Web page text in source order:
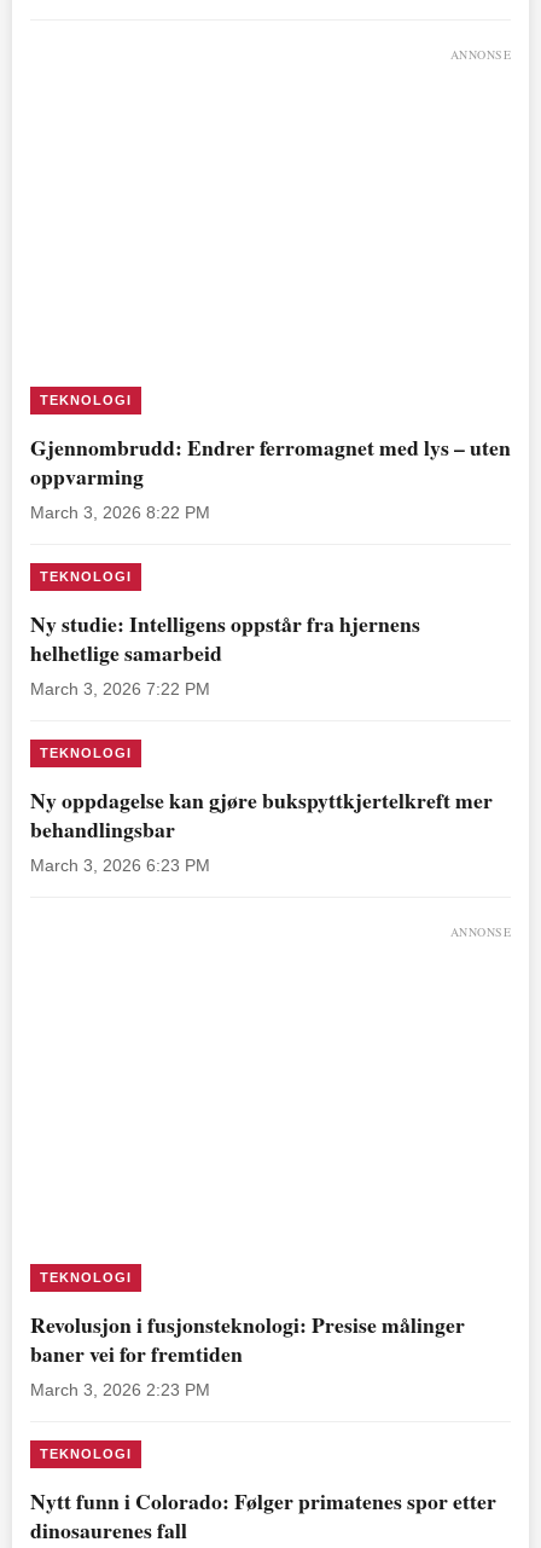
ANNONSE
TEKNOLOGI
Gjennombrudd: Endrer ferromagnet med lys – uten
oppvarming
March 3, 2026 8:22 PM
TEKNOLOGI
Ny studie: Intelligens oppstår fra hjernens
helhetlige samarbeid
March 3, 2026 7:22 PM
TEKNOLOGI
Ny oppdagelse kan gjøre bukspyttkjertelkreft mer
behandlingsbar
March 3, 2026 6:23 PM
ANNONSE
TEKNOLOGI
Revolusjon i fusjonsteknologi: Presise målinger
baner vei for fremtiden
March 3, 2026 2:23 PM
TEKNOLOGI
Nytt funn i Colorado: Følger primatenes spor etter
dinosaurenes fall